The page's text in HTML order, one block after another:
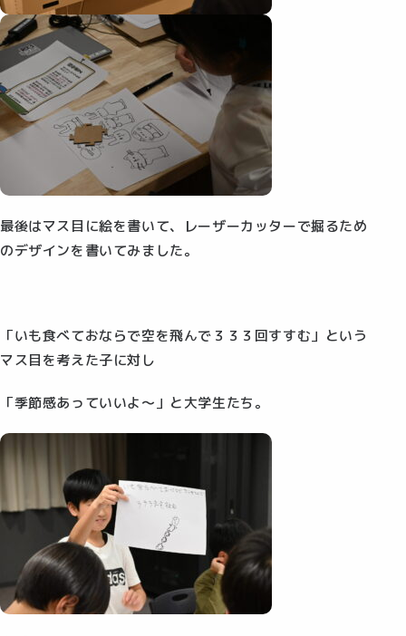
最後はマス目に絵を書いて、レーザーカッターで掘るため
のデザインを書いてみました。
「いも食べておならで空を飛んで３３３回すすむ」という
マス目を考えた子に対し
「季節感あっていいよ～」と大学生たち。